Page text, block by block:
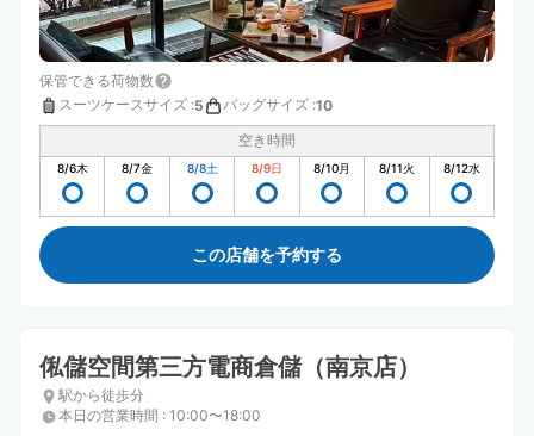
保管できる荷物数
スーツケースサイズ :5 バッグサイズ :10
空き時間
8/6木 8/7金 8/8土 8/9日 8/10月 8/11火 8/12水
この店舗を予約する
俬儲空間第三方電商倉儲（南京店）
駅から徒歩分
本日の営業時間 : 10:00〜18:00